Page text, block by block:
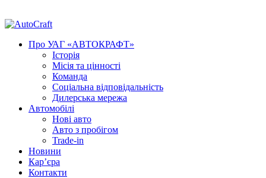
Про УАГ «АВТОКРАФТ»
Історія
Місія та цінності
Команда
Соціальна відповідальність
Дилерська мережа
Автомобілі
Нові авто
Авто з пробігом
Trade-in
Новини
Кар’єра
Контакти